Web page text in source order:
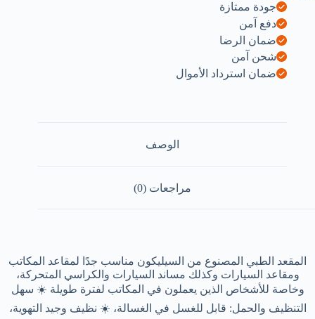
جودة ممتازة
دفع آمن
ضمان الرضا
شحن آمن
ضمان استرداد الأموال
الوصف
مراجعات (0)
المقعد الطبي المصنوع من السيليكون مناسب جدًا لمقاعد المكاتب
ومقاعد السيارات وكذلك مساند السيارات والكراسي المتحركة،
وخاصة للأشخاص الذين يعملون في المكاتب لفترة طويلة ☀️ سهل
التنظيف والحمل: قابل للغسل في الغسالة، ☀️ نظيف وجيد التهوية،